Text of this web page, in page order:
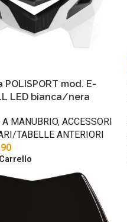
POLISPORT mod. E-
LED bianca/nera
A MANUBRIO, ACCESSORI
TABELLE ANTERIORI